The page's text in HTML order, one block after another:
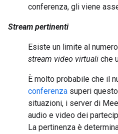
conferenza, gli viene
Stream pertinenti
Esiste un limite al
stream video virtuali che
È molto probabile che il
conferenza superi
situazioni, i server di
audio e video dei
La pertinenza è